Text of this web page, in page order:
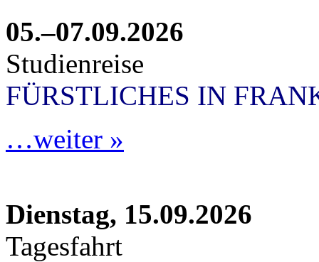
05.–07.09.2026
Studienreise
FÜRSTLICHES IN
…weiter »
Dienstag, 15.09.2026
Tagesfahrt